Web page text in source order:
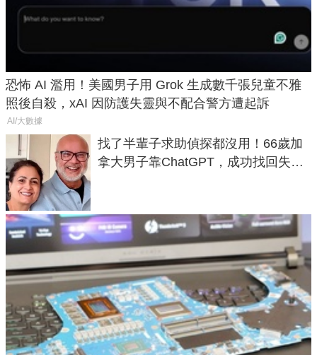
恐怖 AI 濫用！美國男子用 Grok 生成數千張兒童不雅
照後自殺，xAI 因防護失靈與不配合警方遭起訴
AI/大數據
找了半輩子求助偵探都沒用！66歲加
拿大男子靠ChatGPT，成功找回失散